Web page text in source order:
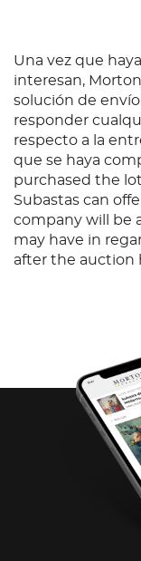
Una vez que
interesan,
solución de
responder
respecto a la
que se haya
purchased the
Subastas can
company will be
may have in
after the auction